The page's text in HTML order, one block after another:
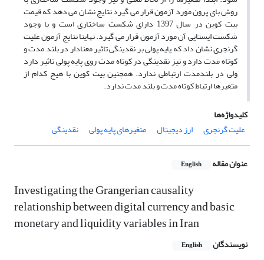
روش بای پرون مورد آزمون قرار می گیرد نتایج نشان می دهد که قیمت
بیت کوین در سال 1397 دارای شکست ساختاری است و با وجود
شکست ایستایی آن مورد آزمون قرار می گیرد. نهایتا نتایج آزمون علیت
گرنجری نشان داد که پایه پولی بر نقدینگی تاثیر معنادار در بلند مدت و
کوتاه مدت دارد و نیز نقدینگی در کوتاه مدت روی پایه پولی تاثیر دارد
ولی در بلندمدت ارتباطی ندارد. همچنین بیت کوین با هیچ کدام از
متغیرها ارتباط کوتاه مدت و بلند مدت ندارد.
کلیدواژه‌ها
علیت گرنجری
ارز دیجیتال متغیرهای پایه پولی نقدینگی
عنوان مقاله English
Investigating the Grangerian causality
relationship between digital currency and basic
monetary and liquidity variables in Iran
نویسندگان English